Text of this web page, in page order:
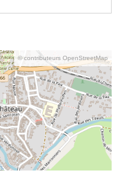
© contributeurs OpenStreetMap